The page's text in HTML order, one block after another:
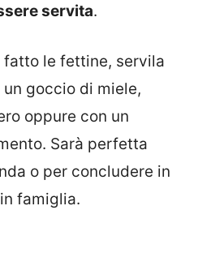
servita.
fatto le fettine, servila
goccio di miele,
oppure con un
Sarà perfetta
o per concludere in
famiglia.